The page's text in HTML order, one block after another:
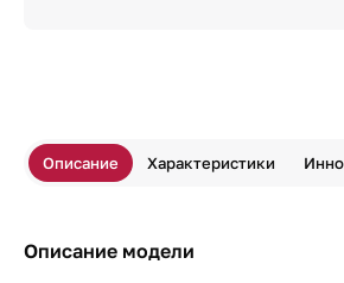
Описание Характеристики
Описание модели